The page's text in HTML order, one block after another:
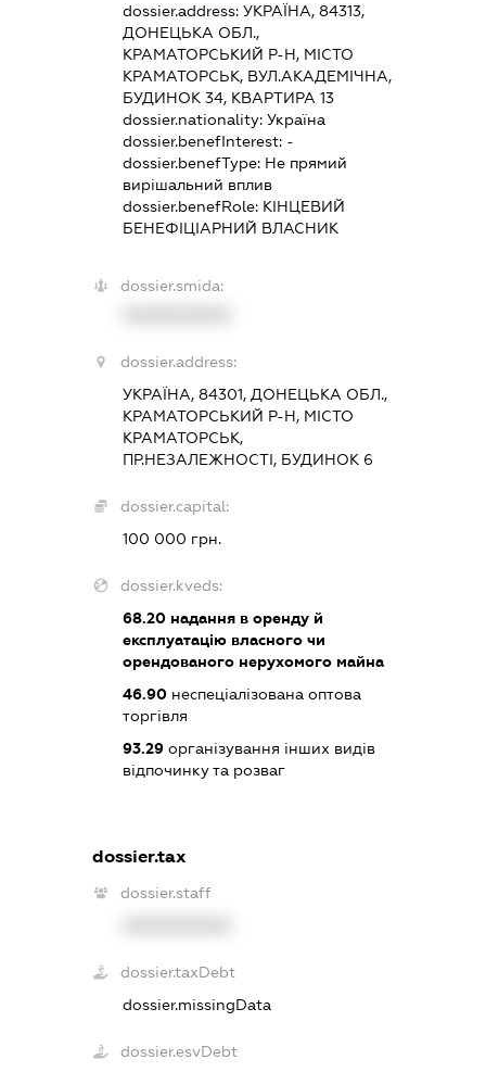
dossier.address:УКРАЇНА, 84313,
ДОНЕЦЬКА ОБЛ.,
КРАМАТОРСЬКИЙ Р-Н, МІСТО
КРАМАТОРСЬК, ВУЛ.АКАДЕМІЧНА,
БУДИНОК 34, КВАРТИРА 13
dossier.nationality:Україна
dossier.benefInterest: -
dossier.benefType: Не прямий
вирішальний вплив
dossier.benefRole: КІНЦЕВИЙ
БЕНЕФІЦІАРНИЙ ВЛАСНИК
dossier.smida:
dossier.address:
УКРАЇНА, 84301, ДОНЕЦЬКА ОБЛ.,
КРАМАТОРСЬКИЙ Р-Н, МІСТО
КРАМАТОРСЬК,
ПР.НЕЗАЛЕЖНОСТІ, БУДИНОК 6
dossier.capital:
100 000 грн.
dossier.kveds:
68.20 надання в оренду й
експлуатацію власного чи
орендованого нерухомого майна
46.90 неспеціалізована оптова
торгівля
93.29 організування інших видів
відпочинку та розваг
dossier.tax
dossier.staff
dossier.taxDebt
dossier.missingData
dossier.esvDebt